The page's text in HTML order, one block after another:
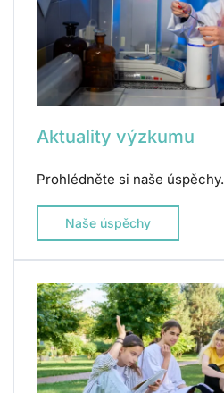
Aktuality výzkumu
Prohlédněte si naše úspěchy.
Naše úspěchy